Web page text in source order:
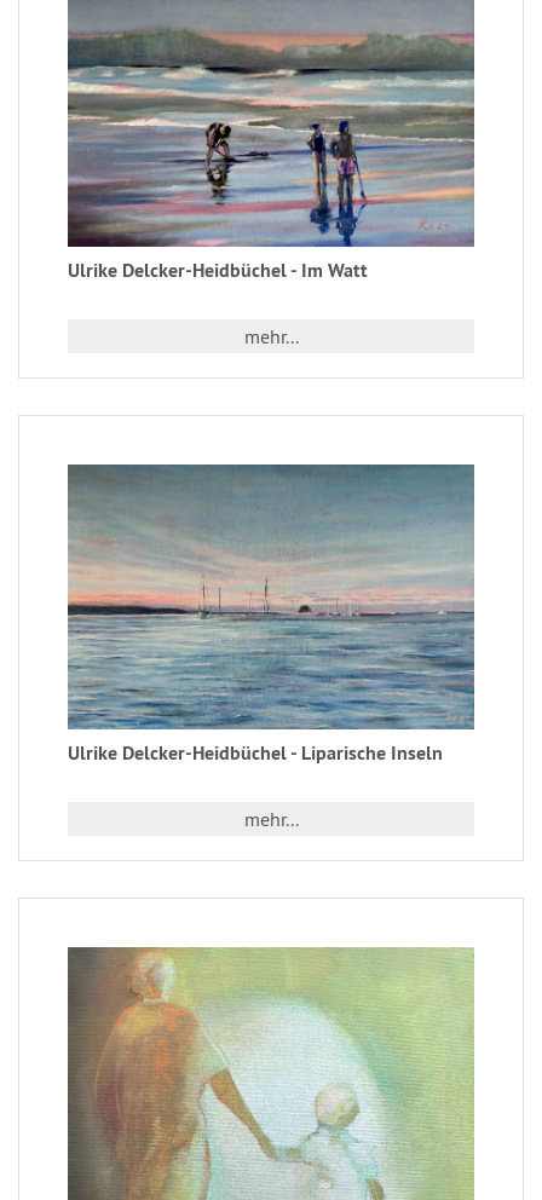
Ulrike Delcker-Heidbüchel - Im Watt
mehr...
Ulrike Delcker-Heidbüchel - Liparische Inseln
mehr...